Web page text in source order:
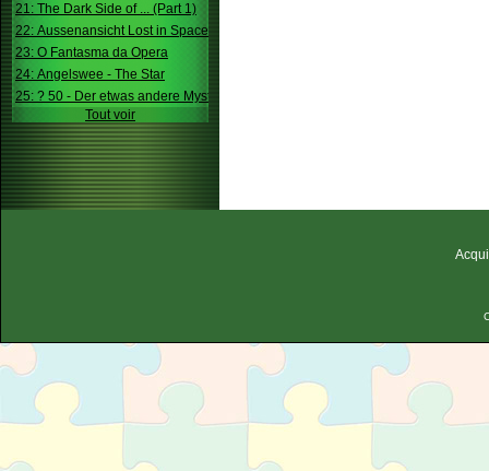
21: The Dark Side of ... (Part 1)
22: Aussenansicht Lost in Space
23: O Fantasma da Opera
24: Angelswee - The Star
25: ? 50 - Der etwas andere Mystery
Tout voir